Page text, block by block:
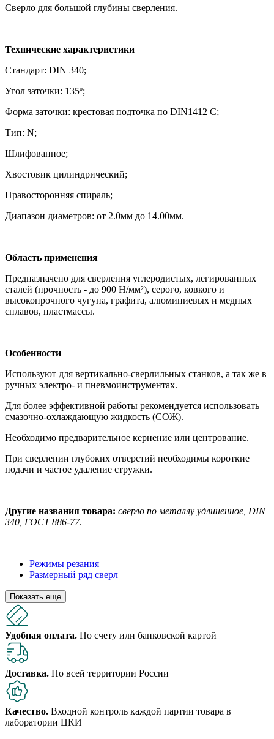
Сверло для большой глубины сверления.
Технические характеристики
Стандарт: DIN 340;
Угол заточки: 135º;
Форма заточки: крестовая подточка по DIN1412 C;
Тип: N;
Шлифованное;
Хвостовик цилиндрический;
Правосторонняя спираль;
Диапазон диаметров: от 2.0мм до 14.00мм.
Область применения
Предназначено для сверления углеродистых, легированных
сталей (прочность - до 900 Н/мм²), серого, ковкого и
высокопрочного чугуна, графита, алюминиевых и медных
сплавов, пластмассы.
Особенности
Используют для вертикально-сверлильных станков, а так же в
ручных электро- и пневмоинструментах.
Для более эффективной работы рекомендуется использовать
смазочно-охлаждающую жидкость (СОЖ).
Необходимо предварительное кернение или центрование.
При сверлении глубоких отверстий необходимы короткие
подачи и частое удаление стружки.
Другие названия товара: сверло по металлу удлиненное, DIN
340, ГOCT 886-77.
Режимы резания
Размерный ряд сверл
Показать еще
Удобная оплата. По счету или банковской картой
Доставка. По всей территории России
Качество. Входной контроль каждой партии товара в
лаборатории ЦКИ